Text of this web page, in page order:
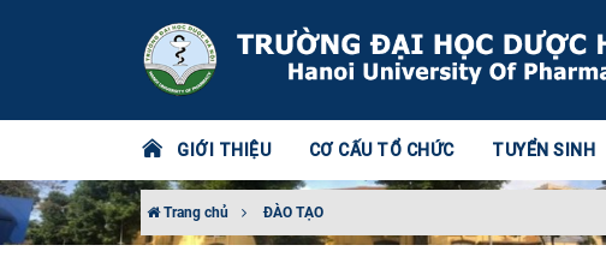
GIỚI THIỆU CƠ CẤU TỔ CHỨC TUYỂN SINH
Trang chủ ĐÀO TẠO